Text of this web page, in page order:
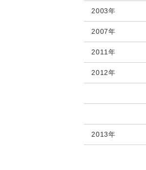
2003年
2007年
2011年
2012年
2013年